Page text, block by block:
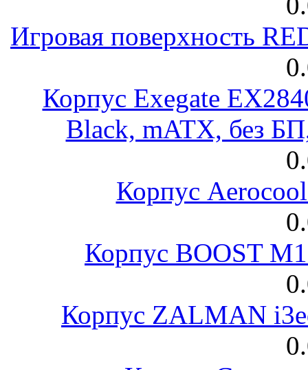
Игровая поверхность
Корпус Exegate
Black, mATX, без
Корпус
Корпус BOOST
Корпус ZALMAN